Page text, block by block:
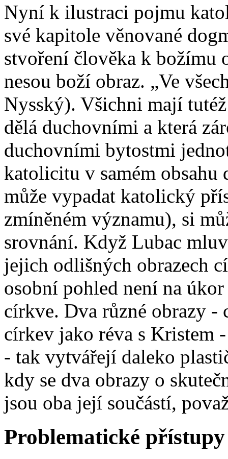
Nyní k ilustraci pojmu
své kapitole věnované
stvoření člověka k božímu
nesou boží obraz. „Ve
Nysský). Všichni mají
dělá duchovními a která
duchovními bytostmi
katolicitu v samém
může vypadat katolický
zmíněném významu), si
srovnání. Když Lubac
jejich odlišných obrazech
osobní pohled není na
církve. Dva různé obrazy -
církev jako réva s Kristem
- tak vytvářejí daleko
kdy se dva obrazy o
jsou oba její součástí,
Problematické